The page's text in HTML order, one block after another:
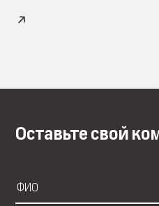
Оставьте свой